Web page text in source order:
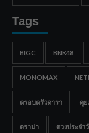
Tags
BIGC BNK48
MONOMAX
ครอบครัวดารา คุย
ดราม่า ดวงประจำ